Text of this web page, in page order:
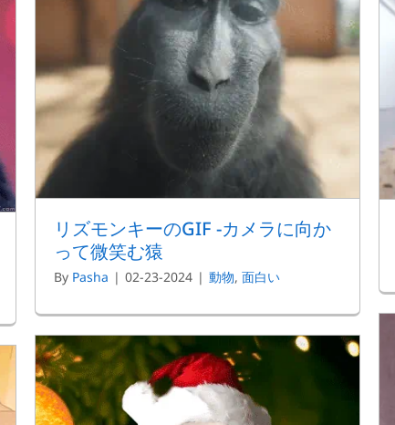
リズモンキーのGIF -カメラに向か
って微笑む猿
By Pasha | 02-23-2024 | 動物, 面白い